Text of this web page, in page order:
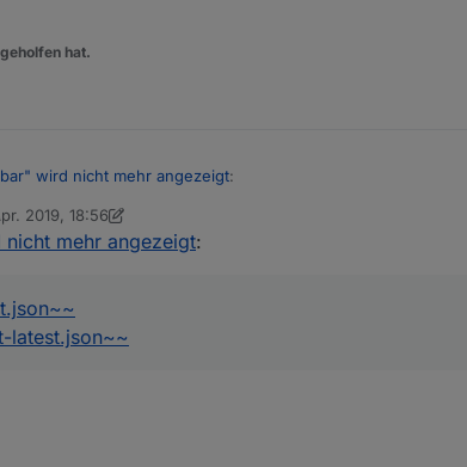
hat.
wird nicht mehr angezeigt:
wird nicht mehr angezeigt:
2019, 18:56
Stabilostick4. Nov. 2019, 21:45
mehr angezeigt:
latest.json~~